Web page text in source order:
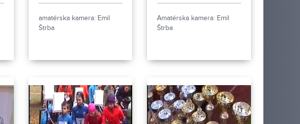
amatérska kamera: Emil
Štrba
Amatérska kamera: Emil
Štrba